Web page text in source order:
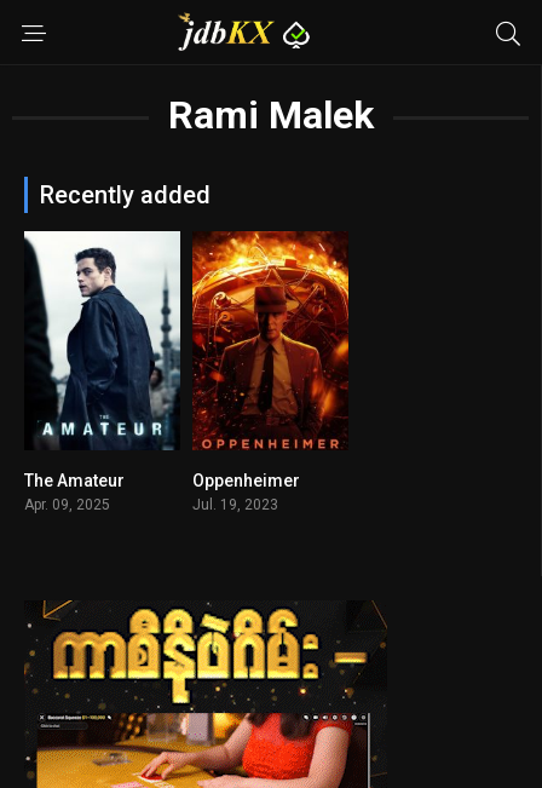
Rami Malek
Recently added
The Amateur
Apr. 09, 2025
Oppenheimer
Jul. 19, 2023